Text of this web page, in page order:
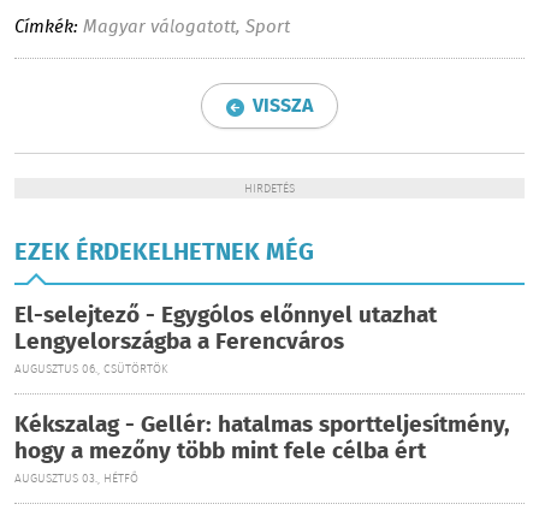
Címkék: Magyar válogatott, Sport
VISSZA
HIRDETÉS
EZEK ÉRDEKELHETNEK MÉG
El-selejtező - Egygólos előnnyel utazhat
Lengyelországba a Ferencváros
AUGUSZTUS 06., CSÜTÖRTÖK
Kékszalag - Gellér: hatalmas sportteljesítmény,
hogy a mezőny több mint fele célba ért
AUGUSZTUS 03., HÉTFŐ